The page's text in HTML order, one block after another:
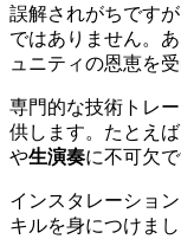
誤解されがちです
ではありません。
ュニティの恩恵を受
専門的な技術トレ
供します。たとえ
や生演奏に不可欠で
インスタレーショ
キルを身につけま